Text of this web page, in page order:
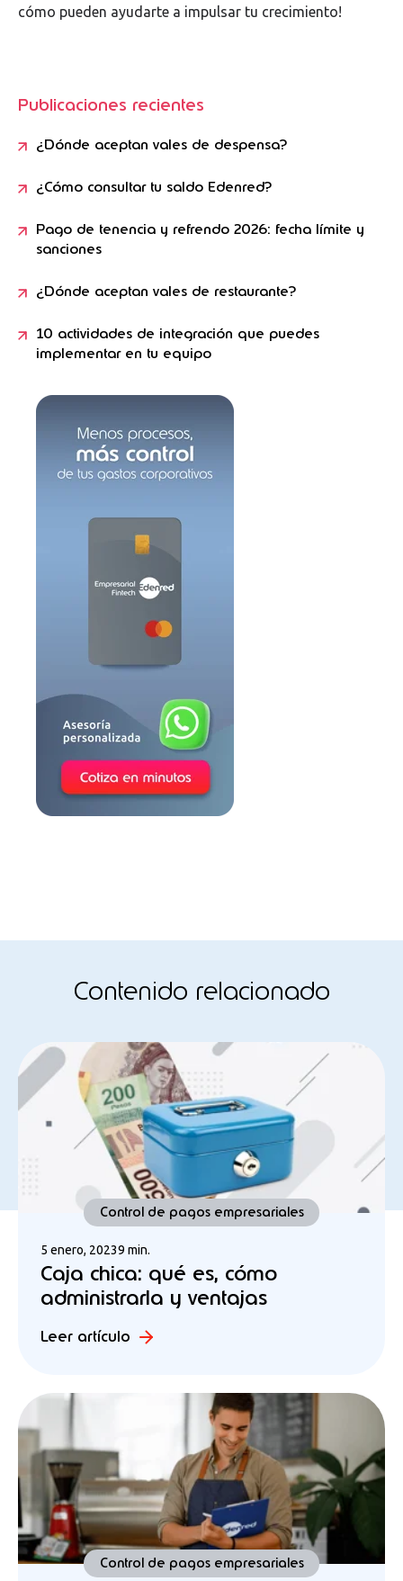
cómo pueden ayudarte a impulsar tu crecimiento!
Publicaciones recientes
¿Dónde aceptan vales de despensa?
¿Cómo consultar tu saldo Edenred?
Pago de tenencia y refrendo 2026: fecha límite y
sanciones
¿Dónde aceptan vales de restaurante?
10 actividades de integración que puedes
implementar en tu equipo
Contenido relacionado
Control de pagos empresariales
5 enero, 20239 min.
Caja chica: qué es, cómo
administrarla y ventajas
Leer artículo
Control de pagos empresariales